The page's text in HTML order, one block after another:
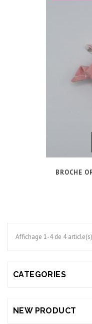
BROCHE
Affichage 1-4 de 4 article(s)
CATEGORIES
NEW PRODUCT